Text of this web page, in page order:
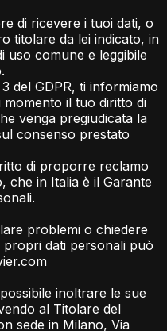
di ricevere i tuoi dati, o
titolare da lei indicato, in
comune e leggibile
del GDPR, ti informiamo
il tuo diritto di
venga pregiudicata la
consenso prestato
di proporre reclamo
che in Italia è il Garante
problemi o chiedere
dati personali può
inoltrare le sue
al Titolare del
sede in Milano, Via